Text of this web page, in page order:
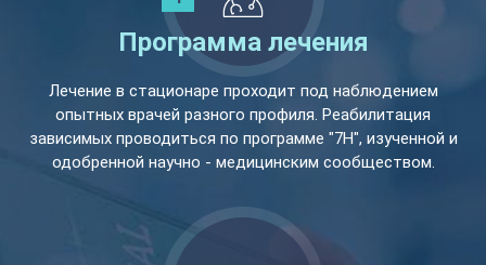
Программа лечения
Лечение в стационаре проходит под наблюдением
опытных врачей разного профиля. Реабилитация
зависимых проводиться по программе "7Н", изученной и
одобренной научно - медицинским сообществом.